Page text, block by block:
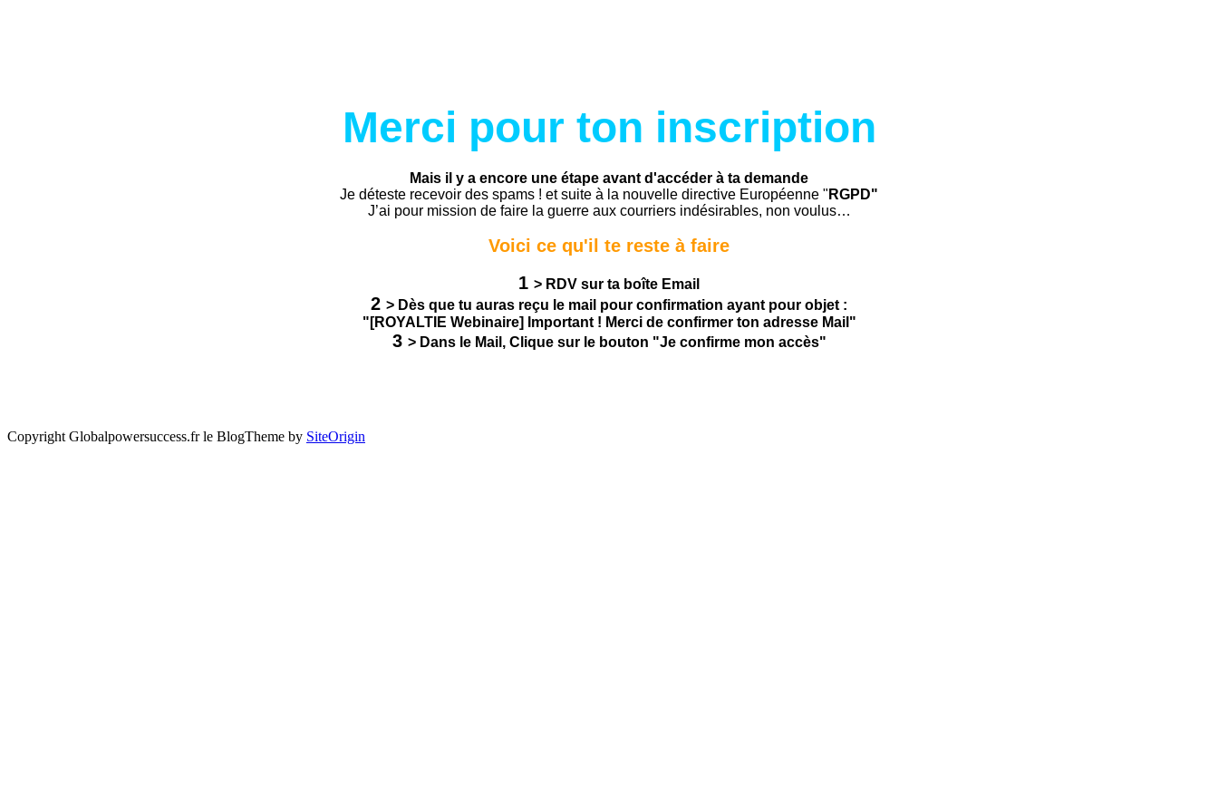
Merci pour ton inscription
Mais il y a encore une étape avant d'accéder à ta demande
Je déteste recevoir des spams ! et suite à la nouvelle directive Européenne " RGPD"
J’ai pour mission de faire la guerre aux courriers indésirables, non voulus…
Voici ce qu'il te reste à faire
1 > RDV sur ta boîte Email
2 > Dès que tu auras reçu le mail pour confirmation ayant pour objet :
"[ROYALTIE Webinaire] Important ! Merci de confirmer ton adresse Mail"
3 > Dans le Mail, Clique sur le bouton "Je confirme mon accès"
Copyright Globalpowersuccess.fr le BlogTheme by SiteOrigin